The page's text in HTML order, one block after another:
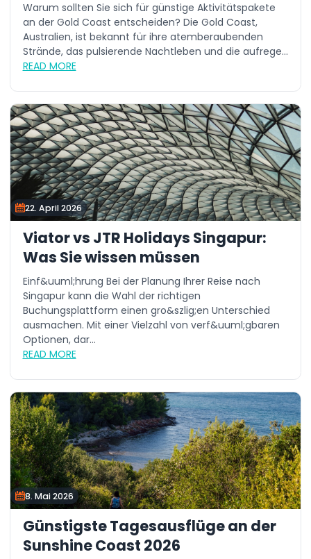
Warum sollten Sie sich für günstige Aktivitätspakete
an der Gold Coast entscheiden? Die Gold Coast,
Australien, ist bekannt für ihre atemberaubenden
Strände, das pulsierende Nachtleben und die aufrege...
READ MORE
22. April 2026
Viator vs JTR Holidays Singapur:
Was Sie wissen müssen
Einf&uuml;hrung Bei der Planung Ihrer Reise nach
Singapur kann die Wahl der richtigen
Buchungsplattform einen gro&szlig;en Unterschied
ausmachen. Mit einer Vielzahl von verf&uuml;gbaren
Optionen, dar...
READ MORE
8. Mai 2026
Günstigste Tagesausflüge an der
Sunshine Coast 2026